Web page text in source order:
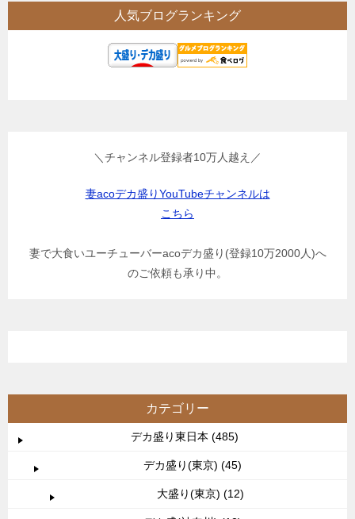
人気ブログランキング
＼チャンネル登録者10万人越え／
妻acoデカ盛りYouTubeチャンネルは
こちら
妻で大食いユーチューバーacoデカ盛り(登録10万2000人)へ
のご依頼も承り中。
カテゴリー
デカ盛り東日本 (485)
デカ盛り(東京) (45)
大盛り(東京) (12)